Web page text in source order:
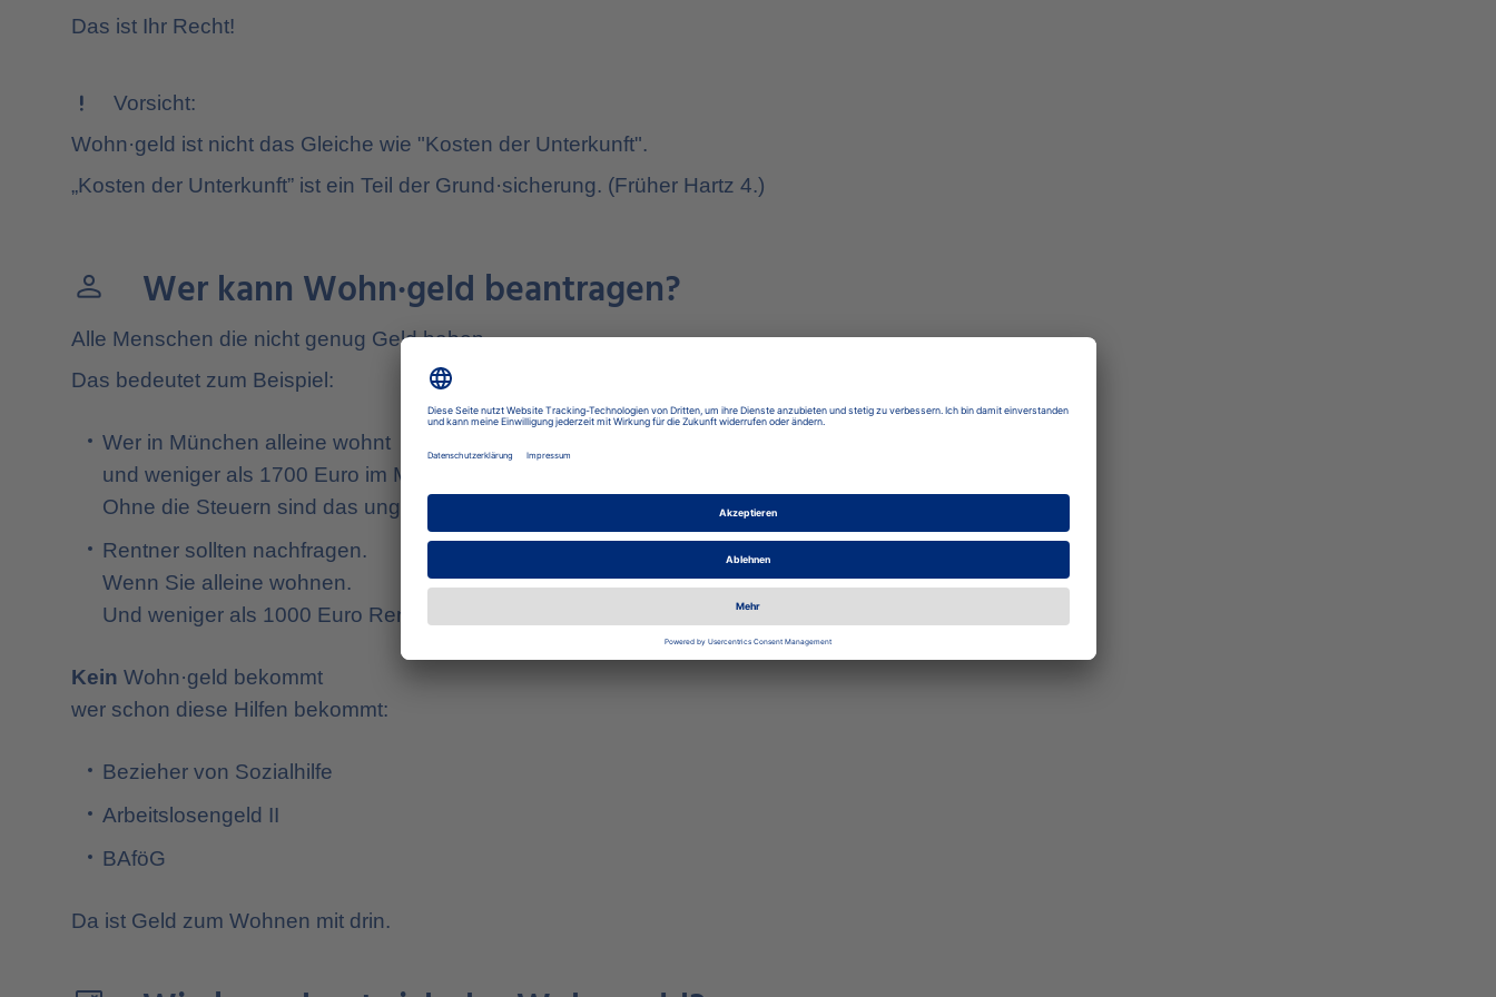
Das ist Ihr Recht!
priority_high Vorsicht:
Wohn·geld ist nicht das Gleiche wie "Kosten der Unterkunft".
„Kosten der Unterkunft” ist ein Teil der Grund·sicherung. (Früher Hartz 4.)
person Wer kann Wohn·geld beantragen?
Alle Menschen die nicht genug Geld haben.
Das bedeutet zum Beispiel:
Wer in München alleine wohnt
und weniger als 1700 Euro im Monat hat.
Ohne die Steuern sind das ungefähr 1400 Euro.
Rentner sollten nachfragen.
Wenn Sie alleine wohnen.
Und weniger als 1000 Euro Rente haben.
Kein Wohn·geld bekommt
wer schon diese Hilfen bekommt:
Bezieher von Sozialhilfe
Arbeitslosengeld II
BAföG
Da ist Geld zum Wohnen mit drin.